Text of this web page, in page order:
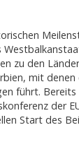
zu den
mit denen
führt. Bereits
der
Start des